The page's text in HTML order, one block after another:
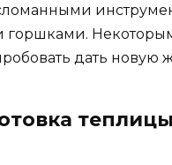
горшками.
дать новую